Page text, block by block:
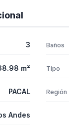
3 Baños
m² Tipo
PACAL Región
Andes